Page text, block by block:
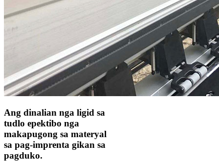
Ang dinalian nga ligid sa
tudlo epektibo nga
makapugong sa materyal
sa pag-imprenta gikan sa
pagduko.